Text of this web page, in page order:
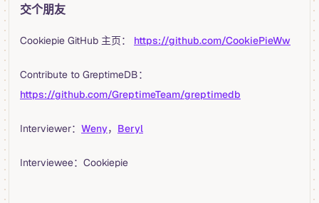
交个朋友
Cookiepie GitHub 主页： https://github.com/CookiePieWw
Contribute to GreptimeDB：
https://github.com/GreptimeTeam/greptimedb
Interviewer： Weny， Beryl
Interviewee：Cookiepie